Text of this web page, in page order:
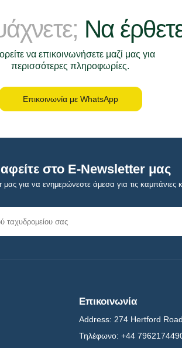
Να
να επικοινωνήσετε μαζί μας για
περισσότερες πληροφωρίες.
Επικοινωνία με WhatsApp
στο E-Newsletter μας
για να ενημερώνεστε άμεσα για τις καμπάνιες
Επικοινωνία
Address: 274 Hertford
Τηλέφωνο: +44